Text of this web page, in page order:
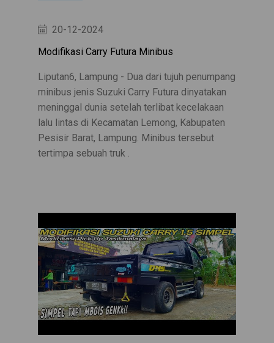
20-12-2024
Modifikasi Carry Futura Minibus
Liputan6, Lampung - Dua dari tujuh penumpang
minibus jenis Suzuki Carry Futura dinyatakan
meninggal dunia setelah terlibat kecelakaan
lalu lintas di Kecamatan Lemong, Kabupaten
Pesisir Barat, Lampung. Minibus tersebut
tertimpa sebuah truk .